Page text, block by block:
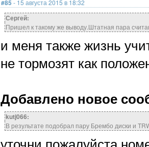
#85 - 15 августа 2015 в 18:32
Сергей:
Пришел к такому же выводу.Штатная пара
и меня также жизнь
не тормозят как
Добавлено новое
kutj066:
В результате подобрал пару Брембо диски и